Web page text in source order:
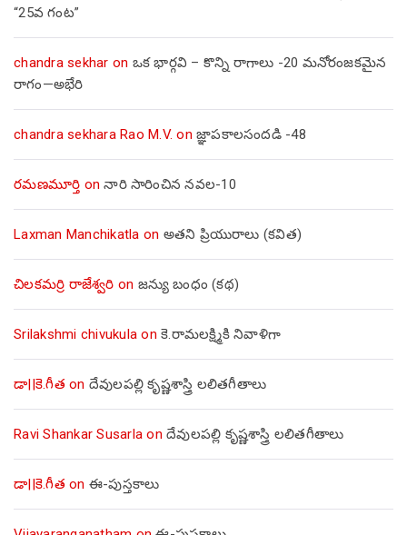
“25వ గంట”
chandra sekhar on ఒక భార్గవి – కొన్ని రాగాలు -20 మనోరంజకమైన
రాగం—అభేరి
chandra sekhara Rao M.V. on జ్ఞాపకాలసందడి -48
రమణమూర్తి onనారి సారించిన నవల-10
Laxman Manchikatla on అతని ప్రియురాలు (కవిత)
చిలకమర్రి రాజేశ్వరి on జన్యు బంధం (కథ)
Srilakshmi chivukula on కె.రామలక్ష్మికి నివాళిగా
డా||కె.గీత on దేవులపల్లి కృష్ణశాస్త్రి లలితగీతాలు
Ravi Shankar Susarla on దేవులపల్లి కృష్ణశాస్త్రి లలితగీతాలు
డా||కె.గీత on ఈ-పుస్తకాలు